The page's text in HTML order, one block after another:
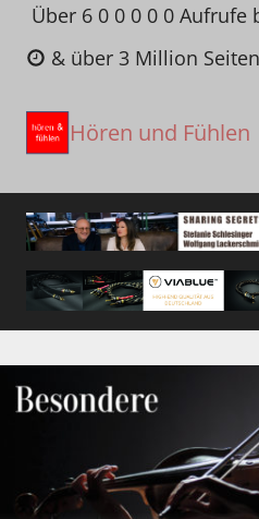
Zum
Inhalt
springen
Über 6 0 0 0 0 0 Aufrufe
& über 3 Million
Hören und Fühlen